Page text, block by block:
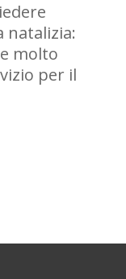
natalizia:
molto
per il